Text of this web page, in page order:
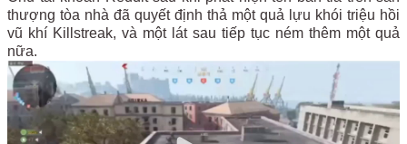
thượng tòa nhà đã quyết định thả một quả lựu khói triệu hồi
vũ khí Killstreak, và một lát sau tiếp tục ném thêm một quả
nữa.